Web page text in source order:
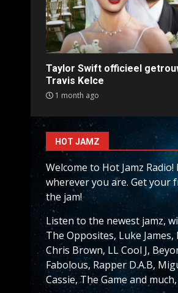
Taylor Swift officieel
Travis Kelce
1 month ago
HOT JAMZ
Welcome to Hot Jamz
wherever you are. Get your
the jam!
Listen to the newest jamz,
The Opposites, Luke James,
Chris Brown, LL Cool J,
Fabolous, Rapper D.A.B,
Cassie, The Game and